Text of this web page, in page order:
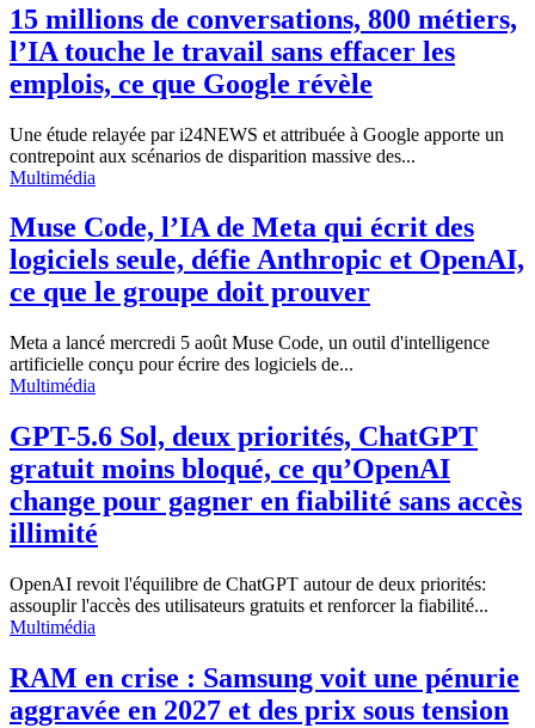
15 millions de conversations, 800 métiers,
l’IA touche le travail sans effacer les
emplois, ce que Google révèle
Une étude relayée par i24NEWS et attribuée à Google apporte un
contrepoint aux scénarios de disparition massive des...
Multimédia
Muse Code, l’IA de Meta qui écrit des
logiciels seule, défie Anthropic et OpenAI,
ce que le groupe doit prouver
Meta a lancé mercredi 5 août Muse Code, un outil d'intelligence
artificielle conçu pour écrire des logiciels de...
Multimédia
GPT-5.6 Sol, deux priorités, ChatGPT
gratuit moins bloqué, ce qu’OpenAI
change pour gagner en fiabilité sans accès
illimité
OpenAI revoit l'équilibre de ChatGPT autour de deux priorités:
assouplir l'accès des utilisateurs gratuits et renforcer la fiabilité...
Multimédia
RAM en crise : Samsung voit une pénurie
aggravée en 2027 et des prix sous tension